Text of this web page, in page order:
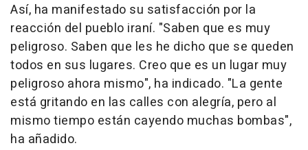
Así, ha manifestado su satisfacción por la
reacción del pueblo iraní. "Saben que es muy
peligroso. Saben que les he dicho que se queden
todos en sus lugares. Creo que es un lugar muy
peligroso ahora mismo", ha indicado. "La gente
está gritando en las calles con alegría, pero al
mismo tiempo están cayendo muchas bombas",
ha añadido.